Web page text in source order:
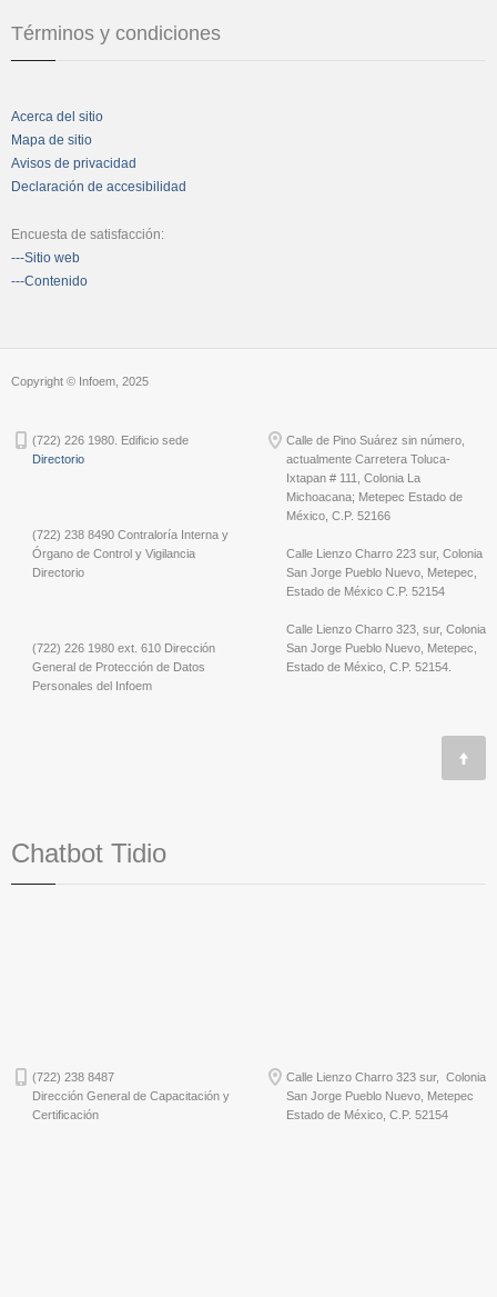
Términos y condiciones
Acerca del sitio
Mapa de sitio
Avisos de privacidad
Declaración de accesibilidad
Encuesta de satisfacción:
---Sitio web
---Contenido
Copyright © Infoem, 2025
(722) 226 1980. Edificio sede
Directorio
(722) 238 8490 Contraloría Interna y
Órgano de Control y Vigilancia
Directorio
(722) 226 1980 ext. 610 Dirección
General de Protección de Datos
Personales del Infoem
Calle de Pino Suárez sin número,
actualmente Carretera Toluca-
Ixtapan # 111, Colonia La
Michoacana; Metepec Estado de
México, C.P. 52166
Calle Lienzo Charro 223 sur, Colonia
San Jorge Pueblo Nuevo, Metepec,
Estado de México C.P. 52154
Calle Lienzo Charro 323, sur, Colonia
San Jorge Pueblo Nuevo, Metepec,
Estado de México, C.P. 52154.
Chatbot Tidio
(722) 238 8487
Dirección General de Capacitación y
Certificación
Calle Lienzo Charro 323 sur, Colonia
San Jorge Pueblo Nuevo, Metepec
Estado de México, C.P. 52154